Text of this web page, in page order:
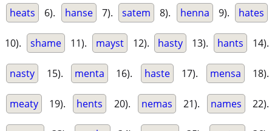
heats 6). hanse 7). satem 8). henna 9). hates
10). shame 11). mayst 12). hasty 13). hants 14).
nasty 15). menta 16). haste 17). mensa 18).
meaty 19). hents 20). nemas 21). names 22).